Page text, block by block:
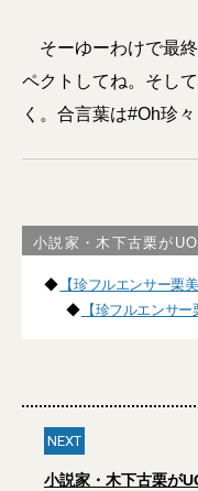
そーゆーわけで最
ペクトしてね。そし
く。合言葉は#Oh珍々
小説家・木下古栗が
◆ 【珍フルエンサー栗
◆ 【珍フルエンサ
NEXT
小説家・木下古栗が